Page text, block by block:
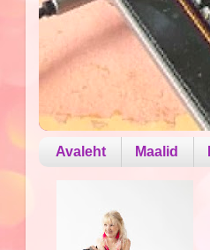
Avaleht Maalid